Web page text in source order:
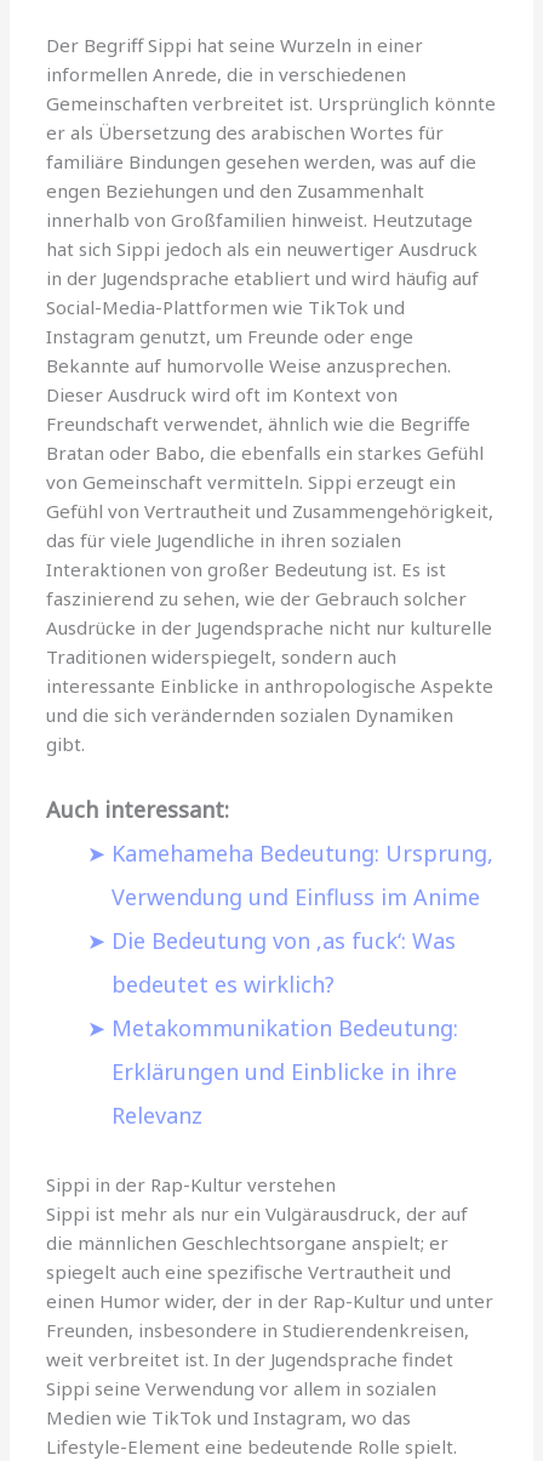
Der Begriff Sippi hat seine Wurzeln in einer
informellen Anrede, die in verschiedenen
Gemeinschaften verbreitet ist. Ursprünglich könnte
er als Übersetzung des arabischen Wortes für
familiäre Bindungen gesehen werden, was auf die
engen Beziehungen und den Zusammenhalt
innerhalb von Großfamilien hinweist. Heutzutage
hat sich Sippi jedoch als ein neuwertiger Ausdruck
in der Jugendsprache etabliert und wird häufig auf
Social-Media-Plattformen wie TikTok und
Instagram genutzt, um Freunde oder enge
Bekannte auf humorvolle Weise anzusprechen.
Dieser Ausdruck wird oft im Kontext von
Freundschaft verwendet, ähnlich wie die Begriffe
Bratan oder Babo, die ebenfalls ein starkes Gefühl
von Gemeinschaft vermitteln. Sippi erzeugt ein
Gefühl von Vertrautheit und Zusammengehörigkeit,
das für viele Jugendliche in ihren sozialen
Interaktionen von großer Bedeutung ist. Es ist
faszinierend zu sehen, wie der Gebrauch solcher
Ausdrücke in der Jugendsprache nicht nur kulturelle
Traditionen widerspiegelt, sondern auch
interessante Einblicke in anthropologische Aspekte
und die sich verändernden sozialen Dynamiken
gibt.
Auch interessant:
Kamehameha Bedeutung: Ursprung,
Verwendung und Einfluss im Anime
Die Bedeutung von ‚as fuck‘: Was
bedeutet es wirklich?
Metakommunikation Bedeutung:
Erklärungen und Einblicke in ihre
Relevanz
Sippi in der Rap-Kultur verstehen
Sippi ist mehr als nur ein Vulgärausdruck, der auf
die männlichen Geschlechtsorgane anspielt; er
spiegelt auch eine spezifische Vertrautheit und
einen Humor wider, der in der Rap-Kultur und unter
Freunden, insbesondere in Studierendenkreisen,
weit verbreitet ist. In der Jugendsprache findet
Sippi seine Verwendung vor allem in sozialen
Medien wie TikTok und Instagram, wo das
Lifestyle-Element eine bedeutende Rolle spielt.